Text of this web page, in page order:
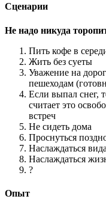
Сценарии
Не надо никуда
Пить кофе в
Жить без суеты
Уважение на
пешеходам
Если выпал снег,
считает это
встреч
Не сидеть дома
Проснуться
Наслаждаться
Наслаждаться
?
Опыт